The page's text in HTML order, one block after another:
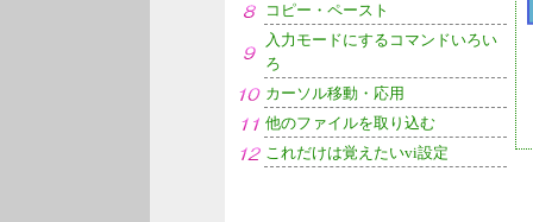
コピー・ペースト
入力モードにするコマンドいろい
ろ
カーソル移動・応用
他のファイルを取り込む
これだけは覚えたいvi設定